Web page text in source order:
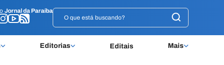
Jornal da Paraíba
Editorias Editais Mais
Jornal da Paraíba